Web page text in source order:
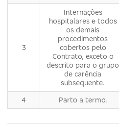
3
Internações
hospitalares e todos
os demais
procedimentos
cobertos pelo
Contrato, exceto o
descrito para o grupo
de carência
subsequente.
4 Parto a termo.